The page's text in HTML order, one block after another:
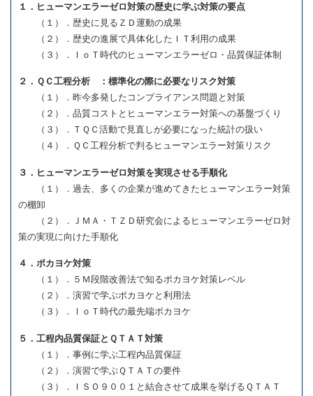
１．ヒューマンエラーゼロ対策の歴史に学ぶ対策の要点
（１）．歴史に見るＺＤ運動の成果
（２）．歴史の進展で具体化したＩＴ利用の成果
（３）．ＩｏＴ時代のヒューマンエラーゼロ・品質保証体制
２．ＱＣ工程分析 ：標準化の際に必要なリスク対策
（１）．昨今多発したコンプライアンス問題と対策
（２）．品質コストとヒューマンエラー対策への基盤づくり
（３）．ＴＱＣ活動で見直しが必要になった統計の扱い
（４）．ＱＣ工程分析で判るヒューマンエラー対策リスク
３．ヒューマンエラーゼロ対策を実現させる手順化
（１）．過去、多くの企業が進めてきたヒューマンエラー対策
の棚卸
（２）．ＪＭＡ・ＴＺＤ研究会によるヒューマンエラーゼロ対
策の実現に向けた手順化
４．ポカヨケ対策
（１）．５Ｍ段階改善法で知るポカヨケ対策レベル
（２）．演習で学ぶポカヨケと利用法
（３）．ＩｏＴ時代の最先端ポカヨケ
５．工程内品質保証とＱＴＡＴ対策
（１）．事例に学ぶ工程内品質保証
（２）．演習で学ぶＱＴＡＴの要件
（３）．ＩＳＯ９００１と結合させて成果を挙げるＱＴＡＴ